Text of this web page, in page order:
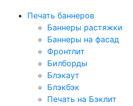
Печать баннеров
Баннеры растяжки
Баннеры на фасад
Фронтлит
Билборды
Блэкаут
Блэкбэк
Печать на Бэклит